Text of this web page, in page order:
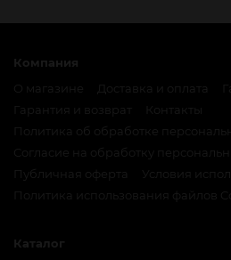
Компания
О магазине
Доставка и оплата
Политика об обработке
Согласие на обработку
Публичная оферта
Условия
Политика использования файлов
Каталог